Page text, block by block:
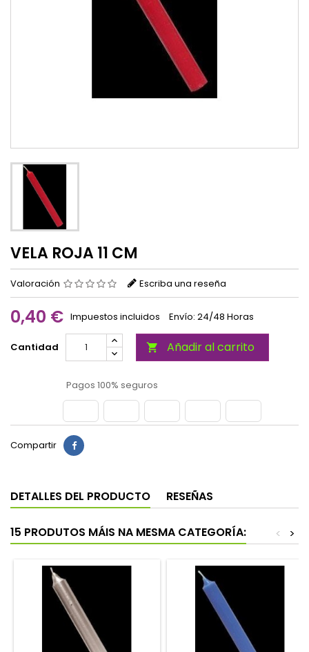
VELA ROJA 11 CM
Valoración Escriba una reseña
0,40 € Impuestos incluidos Envío: 24/48 Horas
Cantidad  Añadir al carrito
Pagos 100% seguros
Compartir
DETALLES DEL PRODUCTO RESEÑAS
15 PRODUTOS MÁIS NA MESMA CATEGORÍA: >
<